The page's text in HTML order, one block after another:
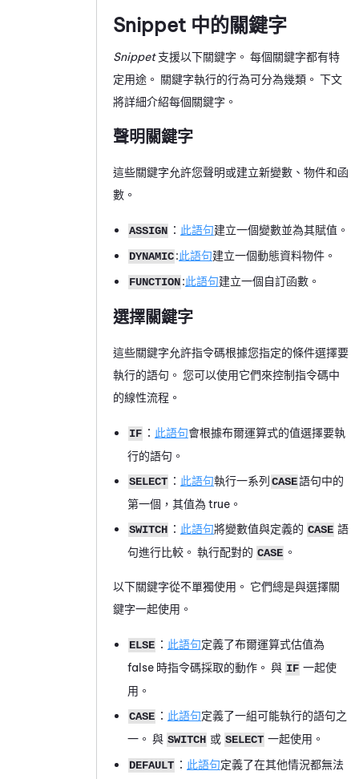
Snippet 中的關鍵字
Snippet支援以下關鍵字。 每個關鍵字都有特
定用途。 關鍵字執行的行為可分為幾類。 下文
將詳細介紹每個關鍵字。
聲明關鍵字
這些關鍵字允許您聲明或建立新變數、物件和函
數。
ASSIGN ： 此語句建立一個變數並為其賦值。
DYNAMIC:此語句建立一個動態資料物件。
FUNCTION:此語句建立一個自訂函數。
選擇關鍵字
這些關鍵字允許指令碼根據您指定的條件選擇要
執行的語句。 您可以使用它們來控制指令碼中
的線性流程。
IF ： 此語句會根據布爾運算式的值選擇要執
行的語句。
SELECT ： 此語句執行一系列CASE語句中的
第一個，其值為 true。
SWITCH ： 此語句將變數值與定義的 CASE 語
句進行比較。 執行配對的 CASE 。
以下關鍵字從不單獨使用。 它們總是與選擇關
鍵字一起使用。
ELSE ： 此語句定義了布爾運算式估值為
false 時指令碼採取的動作。 與 IF 一起使
用。
CASE ： 此語句定義了一組可能執行的語句之
一。 與 SWITCH 或 SELECT 一起使用。
DEFAULT ： 此語句定義了在其他情況都無法